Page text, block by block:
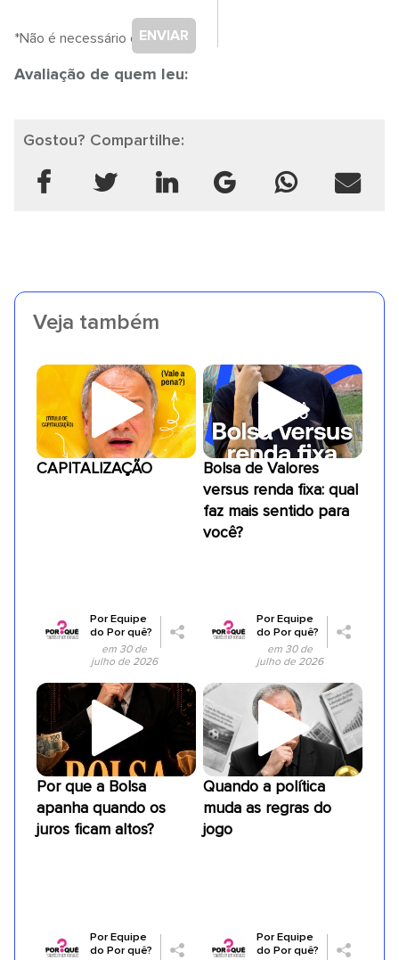
ENVIAR
*Não é necessário cadastro.
Avaliação de quem leu:
Gostou? Compartilhe:
Veja também
CAPITALIZAÇÃO
PorEquipe
do Por quê?
em 30 de
julho de 2026
Bolsa de Valores
versus renda fixa: qual
faz mais sentido para
você?
PorEquipe
do Por quê?
em 30 de
julho de 2026
Por que a Bolsa
apanha quando os
juros ficam altos?
PorEquipe
do Por quê?
Quando a política
muda as regras do
jogo
PorEquipe
do Por quê?